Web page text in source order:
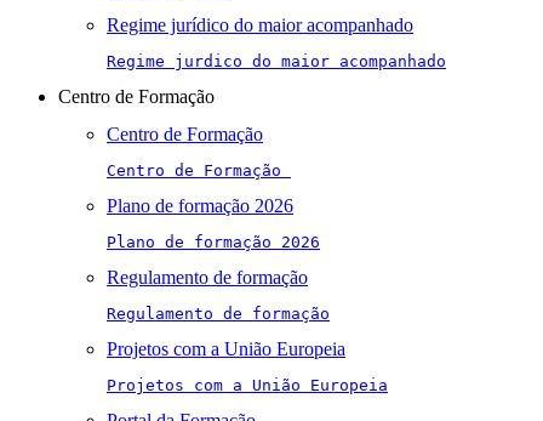
Regime jurídico do maior acompanhado
Regime jurdico do maior acompanhado
Centro de Formação
Centro de Formação
Centro de Formação
Plano de formação 2026
Plano de formação 2026
Regulamento de formação
Regulamento de formação
Projetos com a União Europeia
Projetos com a União Europeia